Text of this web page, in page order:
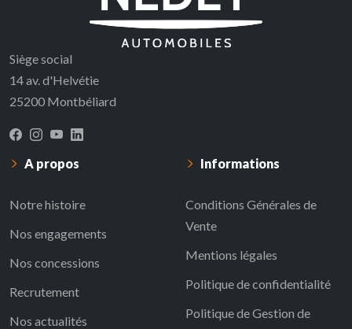
Siège social
14 av. d'Helvétie
25200 Montbéliard
A propos
Notre histoire
Nos engagements
Nos concessions
Recrutement
Nos actualités
Informations
Conditions Générales de
Vente
Mentions légales
Politique de confidentialité
Politique de Gestion de